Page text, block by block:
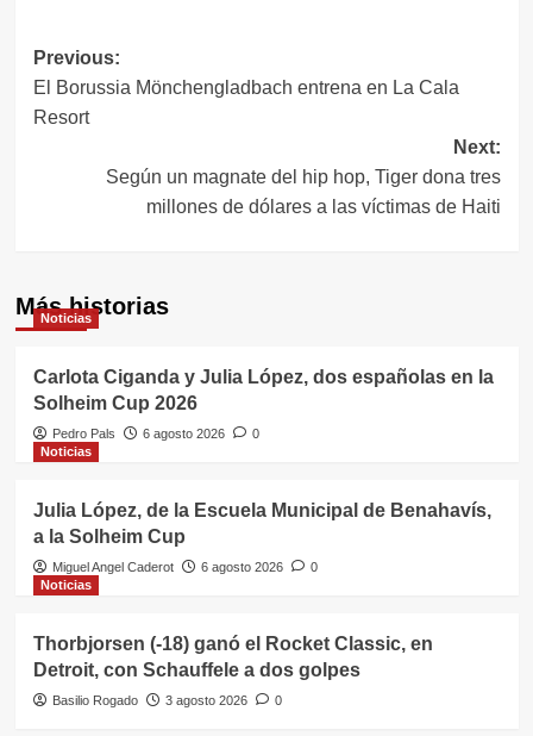
Navegación
de
Previous:
El Borussia Mönchengladbach entrena en La Cala
Resort
Next:
Según un magnate del hip hop, Tiger dona tres
millones de dólares a las víctimas de Haiti
Más historias
Noticias
Carlota Ciganda y Julia López, dos españolas en la
Solheim Cup 2026
Pedro Pals 6 agosto 2026
0
Noticias
Julia López, de la Escuela Municipal de Benahavís,
a la Solheim Cup
Miguel Angel Caderot 6 agosto 2026
0
Noticias
Thorbjorsen (-18) ganó el Rocket Classic, en
Detroit, con Schauffele a dos golpes
Basilio Rogado 3 agosto 2026 0